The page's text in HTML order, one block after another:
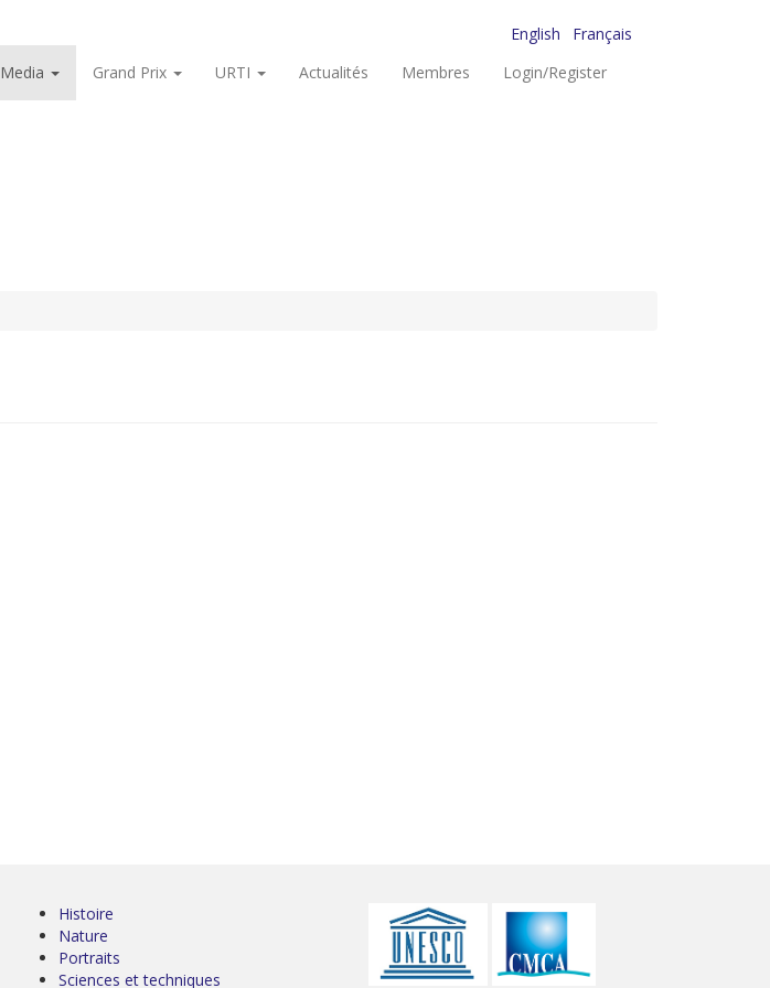
English
Français
Media
Grand Prix URTI Actualités Membres Login/Register
Histoire
Nature
Portraits
Sciences et techniques